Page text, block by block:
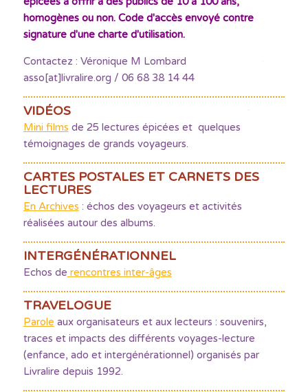
homogènes ou non. Code d'accès envoyé contre
signature d'une charte d'utilisation.
Contactez : Véronique M Lombard
asso[at]livralire.org / 06 68 38 14 44
VIDÉOS
Mini films de 25 lectures épicées et quelques
témoignages de grands voyageurs.
CARTES POSTALES ET CARNETS DES
LECTURES
En Archives : échos des voyageurs et activités
réalisées autour des albums.
INTERGÉNÉRATIONNEL
Echos de rencontres inter-âges
TRAVELOGUE
Parole aux organisateurs et aux lecteurs : souvenirs,
traces et impacts des différents voyages-lecture
(enfance, ado et intergénérationnel) organisés par
Livralire depuis 1992.